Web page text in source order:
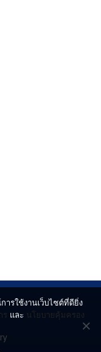
ารใช้งานเว็บไซต์ที่ดียิ่ง
ร และ นโยบายคุ้มครอง